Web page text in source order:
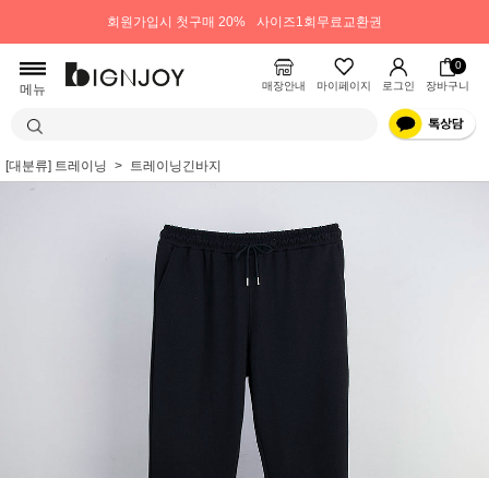
회원가입시 첫구매 20% 사이즈1회무료교환권
메뉴 매장안내 마이페이지 로그인
0
장바구니
[대분류] 트레이닝 트레이닝긴바지